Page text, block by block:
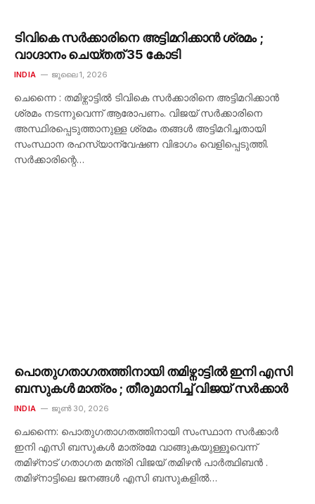
ടിവികെ സർക്കാരിനെ അട്ടിമറിക്കാൻ ശ്രമം ;
വാഗ്ദാനം ചെയ്തത് 35 കോടി
INDIA ജൂലൈ 1, 2026
ചെന്നൈ : തമിഴ്നാട്ടിൽ ടിവികെ സർക്കാരിനെ അട്ടിമറിക്കാൻ
ശ്രമം നടന്നുവെന്ന് ആരോപണം. വിജയ് സർക്കാരിനെ
അസ്ഥിരപ്പെടുത്താനുള്ള ശ്രമം തങ്ങൾ അട്ടിമറിച്ചതായി
സംസ്ഥാന രഹസ്യാന്വേഷണ വിഭാഗം വെളിപ്പെടുത്തി.
സർക്കാരിന്റെ…
പൊതുഗതാഗതത്തിനായി തമിഴ്നാട്ടിൽ ഇനി എസി
ബസുകൾ മാത്രം ; തീരുമാനിച്ച് വിജയ് സർക്കാർ
INDIA ജൂൺ 30, 2026
ചെന്നൈ: പൊതുഗതാഗതത്തിനായി സംസ്ഥാന സർക്കാർ
ഇനി എസി ബസുകൾ മാത്രമേ വാങ്ങുകയുള്ളൂവെന്ന്
തമിഴ്‌നാട് ഗതാഗത മന്ത്രി വിജയ് തമിഴൻ പാർത്ഥിബൻ .
തമിഴ്‌നാട്ടിലെ ജനങ്ങൾ എസി ബസുകളിൽ…